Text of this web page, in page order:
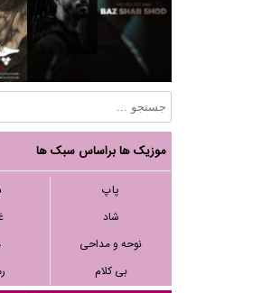
موزیک ها براساس سبک ها
پاپ
شاد
نوحه و مداحی
بی کلام